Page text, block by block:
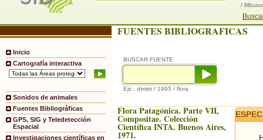
/
Inicio
Cartografía interactiva
Sonidos de animales
Fuentes Bibliográficas
GPS, SIG y Teledetección
Espacial
Investigaciones científicas en
FUENTES BIBLIOGRAFICAS
BUSCAR FUENTE
Ejs.: dimitri / 1995 / flora
Flora Patagónica. Parte VII,
Compositae. Colección
Científica INTA. Buenos Aires,
1971.